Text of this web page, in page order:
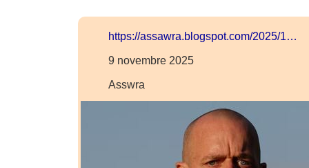
https://assawra.blogspot.com/2025/1…
9 novembre 2025
Asswra